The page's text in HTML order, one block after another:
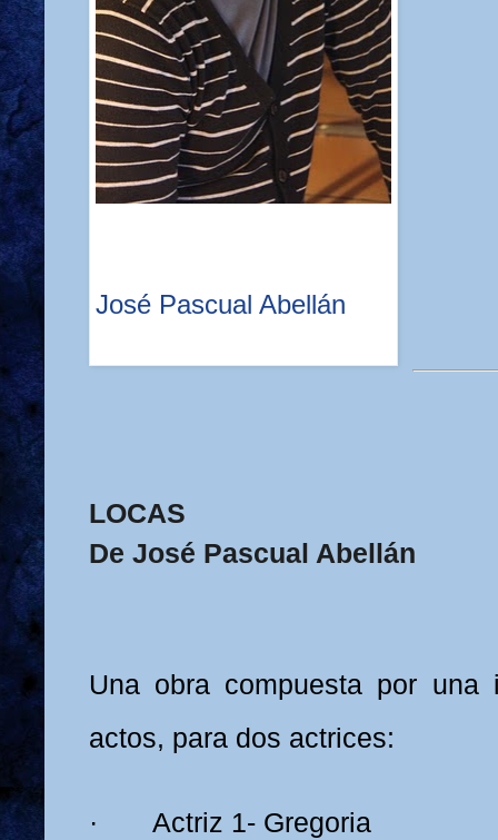
José Pascual Abellán
LOCAS
De José Pascual Abellán
Una obra compuesta por una
actos, para dos actrices:
·
Actriz 1- Gregoria